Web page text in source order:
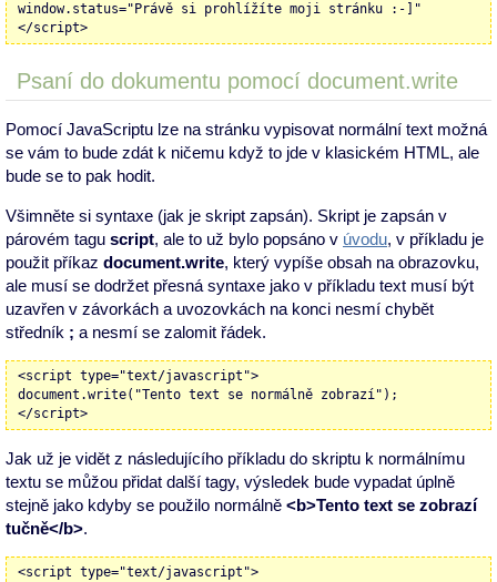
window.status="Právě si prohlížíte moji stránku :-]"
</script>
Psaní do dokumentu pomocí document.write
Pomocí JavaScriptu lze na stránku vypisovat normální text možná
se vám to bude zdát k ničemu když to jde v klasickém HTML, ale
bude se to pak hodit.
Všimněte si syntaxe (jak je skript zapsán). Skript je zapsán v
párovém tagu script, ale to už bylo popsáno v úvodu, v příkladu je
použit příkaz document.write, který vypíše obsah na obrazovku,
ale musí se dodržet přesná syntaxe jako v příkladu text musí být
uzavřen v závorkách a uvozovkách na konci nesmí chybět
středník ; a nesmí se zalomit řádek.
<script type="text/javascript">
document.write("Tento text se normálně zobrazí");
</script>
Jak už je vidět z následujícího příkladu do skriptu k normálnímu
textu se můžou přidat další tagy, výsledek bude vypadat úplně
stejně jako kdyby se použilo normálně <b>Tento text se zobrazí
tučně</b>.
<script type="text/javascript">